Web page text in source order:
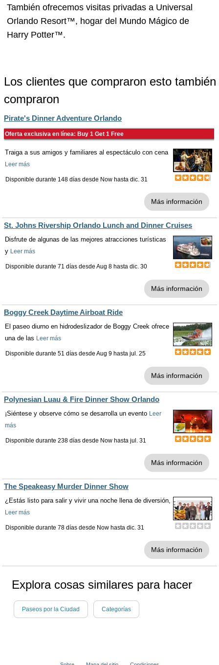
También ofrecemos visitas privadas a Universal
Orlando Resort™, hogar del Mundo Mágico de
Harry Potter™.
Los clientes que compraron esto también
compraron
Pirate's Dinner Adventure Orlando
Oferta exclusiva en línea: Buy 1 Get 1 Free
Traiga a sus amigos y familiares al espectáculo con cena
Leer más
Disponible durante 148 días desde Now hasta dic. 31
Más información
St. Johns Rivership Orlando Lunch and Dinner Cruises
Disfrute de algunas de las mejores atracciones turísticas
y Leer más
Disponible durante 71 días desde Aug 8 hasta dic. 30
Más información
Boggy Creek Daytime Airboat Ride
El paseo diurno en hidrodeslizador de Boggy Creek ofrece
una de las Leer más
Disponible durante 51 días desde Aug 9 hasta jul. 25
Más información
Polynesian Luau & Fire Dinner Show Orlando
¡Siéntese y observe cómo se desarrolla un evento Leer
más
Disponible durante 238 días desde Now hasta jul. 31
Más información
The Speakeasy Murder Dinner Show
¿Estás listo para salir y vivir una noche llena de diversión,
Leer más
Disponible durante 78 días desde Now hasta dic. 31
Más información
Explora cosas similares para hacer
Paseos por la Ciudad Categorías